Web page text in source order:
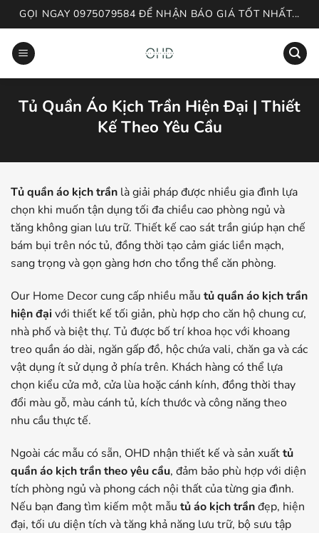
Skip
to
content
GỌI NGAY 0975079584 ĐỂ NHẬN BÁO GIÁ TỐT NHẤT...
Tủ Quần Áo Kịch Trần Hiện Đại | Thiết
Kế Theo Yêu Cầu
Tủ quần áo kịch trần là giải pháp được nhiều gia đình lựa
chọn khi muốn tận dụng tối đa chiều cao phòng ngủ và
tăng không gian lưu trữ. Thiết kế cao sát trần giúp hạn chế
bám bụi trên nóc tủ, đồng thời tạo cảm giác liền mạch,
sang trọng và gọn gàng hơn cho tổng thể căn phòng.
Our Home Decor cung cấp nhiều mẫu tủ quần áo kịch trần
hiện đạivới thiết kế tối giản, phù hợp cho căn hộ chung cư,
nhà phố và biệt thự. Tủ được bố trí khoa học với khoang
treo quần áo dài, ngăn gấp đồ, hộc chứa vali, chăn ga và các
vật dụng ít sử dụng ở phía trên. Khách hàng có thể lựa
chọn kiểu cửa mở, cửa lùa hoặc cánh kính, đồng thời thay
đổi màu gỗ, màu cánh tủ, kích thước và công năng theo
nhu cầu thực tế.
Ngoài các mẫu có sẵn, OHD nhận thiết kế và sản xuấttủ
quần áo kịch trần theo yêu cầu, đảm bảo phù hợp với diện
tích phòng ngủ và phong cách nội thất của từng gia đình.
Nếu bạn đang tìm kiếm một mẫu tủ áo kịch trầnđẹp, hiện
đại, tối ưu diện tích và tăng khả năng lưu trữ, bộ sưu tập